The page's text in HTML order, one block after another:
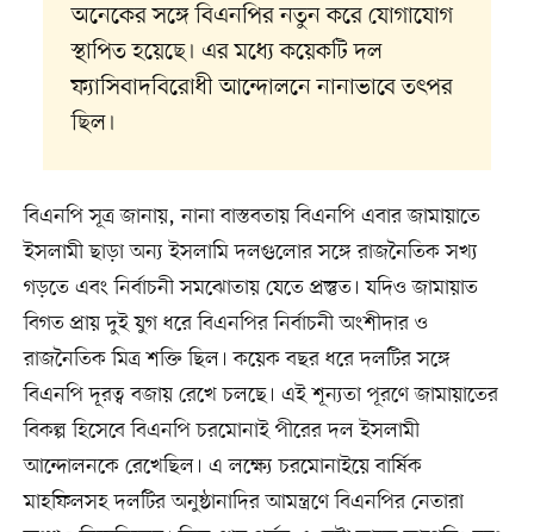
অনেকের সঙ্গে বিএনপির নতুন করে যোগাযোগ
স্থাপিত হয়েছে। এর মধ্যে কয়েকটি দল
ফ্যাসিবাদবিরোধী আন্দোলনে নানাভাবে তৎপর
ছিল।
বিএনপি সূত্র জানায়, নানা বাস্তবতায় বিএনপি এবার জামায়াতে
ইসলামী ছাড়া অন্য ইসলামি দলগুলোর সঙ্গে রাজনৈতিক সখ্য
গড়তে এবং নির্বাচনী সমঝোতায় যেতে প্রস্তুত। যদিও জামায়াত
বিগত প্রায় দুই যুগ ধরে বিএনপির নির্বাচনী অংশীদার ও
রাজনৈতিক মিত্র শক্তি ছিল। কয়েক বছর ধরে দলটির সঙ্গে
বিএনপি দূরত্ব বজায় রেখে চলছে। এই শূন্যতা পূরণে জামায়াতের
বিকল্প হিসেবে বিএনপি চরমোনাই পীরের দল ইসলামী
আন্দোলনকে রেখেছিল। এ লক্ষ্যে চরমোনাইয়ে বার্ষিক
মাহফিলসহ দলটির অনুষ্ঠানাদির আমন্ত্রণে বিএনপির নেতারা